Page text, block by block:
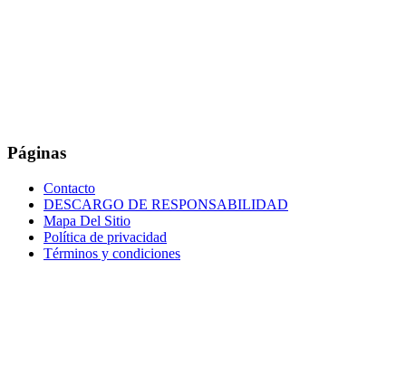
Páginas
Contacto
DESCARGO DE RESPONSABILIDAD
Mapa Del Sitio
Política de privacidad
Términos y condiciones